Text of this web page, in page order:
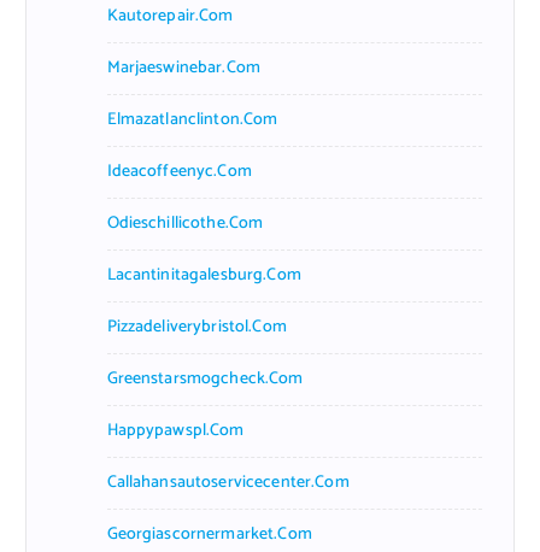
Kautorepair.com
Marjaeswinebar.com
Elmazatlanclinton.com
Ideacoffeenyc.com
Odieschillicothe.com
Lacantinitagalesburg.com
Pizzadeliverybristol.com
Greenstarsmogcheck.com
Happypawspl.com
Callahansautoservicecenter.com
Georgiascornermarket.com